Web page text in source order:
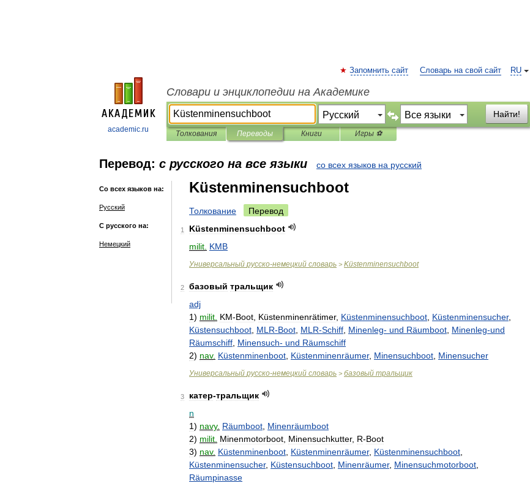
academic.ru
RU
Запомнить сайт Словарь на свой сайт
Словари и энциклопедии на Академике
Найти!
Толкования Переводы Книги Игры ⚽
Перевод: с русского на все языки со всех языков на русский
Со всех языков на:
Русский
С русского на:
Немецкий
Küstenminensuchboot
Толкование Перевод
1
Küstenminensuchboot
milit KMB
Универсальный русско-немецкий словарь > Küstenminensuchboot
2 базовый тральщик
adj
1) milit KM-Boot Küstenminenrätimer, Küstenminensuchboot Küstenminensucher,
Küstensuchboot MLR-Boot MLR-Schiff Minenleg- und Räumboot Minenleg-und
Räumschiff Minensuch- und Räumschiff
2) nav. Küstenminenboot Küstenminenräumer, Minensuchboot Minensucher
Универсальный русско-немецкий словарь > базовый тральщик
3 катер-тральщик
n
1) navy. Räumboot Minenräumboot
2) milit Minenmotorboot Minensuchkutter, R-Boot
3) nav. Küstenminenboot Küstenminenräumer, Küstenminensuchboot
Küstenminensucher, Küstensuchboot Minenräumer, Minensuchmotorboot
Räumpinasse